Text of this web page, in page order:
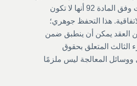
2024. إلا أن المملكة أعلنت وفق المادة 92 أنها لا تكون
هذا التحفظ جوهري؛
العقد يمكن أن ينطبق ضمن
الثالث المتعلق بحقوق
ووسائل المعالجة ليس ملزمًا